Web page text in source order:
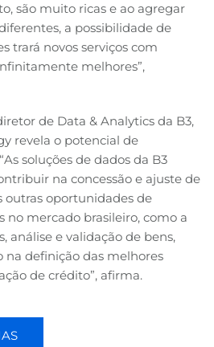
são muito ricas e ao agregar
a possibilidade de
trará novos serviços com
melhores”,
de Data & Analytics da B3,
revela o potencial de
soluções de dados da B3
na concessão e ajuste de
outras oportunidades de
no mercado brasileiro, como a
análise e validação de bens,
na definição das melhores
de crédito”, afirma.